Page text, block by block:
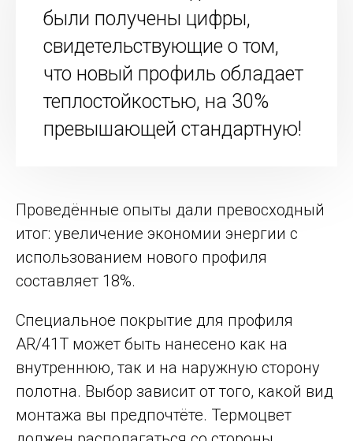
были получены цифры,
свидетельствующие о том,
что новый профиль обладает
теплостойкостью, на 30%
превышающей стандартную!
Проведённые опыты дали превосходный
итог: увеличение экономии энергии с
использованием нового профиля
составляет 18%.
Специальное покрытие для профиля
AR/41T может быть нанесено как на
внутреннюю, так и на наружную сторону
полотна. Выбор зависит от того, какой вид
монтажа вы предпочтёте. Термоцвет